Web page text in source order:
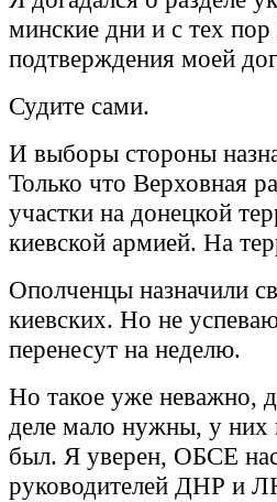
минские дни и с тех
подтверждения моей
Судите сами.
И выборы стороны
Только что Верховная
участки на донецкой
киевской армией. На
Ополченцы назначили
киевских. Но не
перенесут на неделю.
Но такое уже неважно,
деле мало нужны, у них
был. Я уверен, ОБСЕ
руководителей ДНР и